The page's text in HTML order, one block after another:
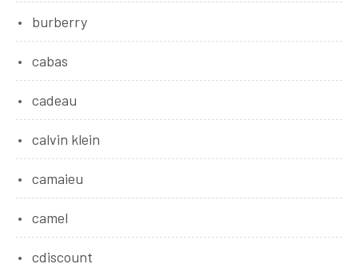
burberry
cabas
cadeau
calvin klein
camaieu
camel
cdiscount